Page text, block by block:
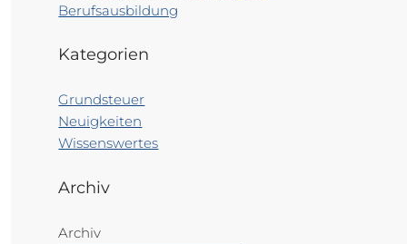
Berufsausbildung
Kategorien
Grundsteuer
Neuigkeiten
Wissenswertes
Archiv
Archiv